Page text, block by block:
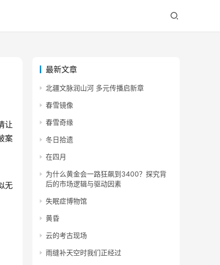
让
案
无
最新文章
北疆文脉润山河 多元传播启新章
春雪镜像
春雪奇缘
冬日拾遗
在四月
为什么黄金会一路狂飙到3400？探究背
后的市场逻辑与驱动因素
失眠症博物馆
黄昏
云的考古现场
雨缝补天空时我们正经过